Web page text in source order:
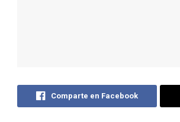
Comparte en Facebook